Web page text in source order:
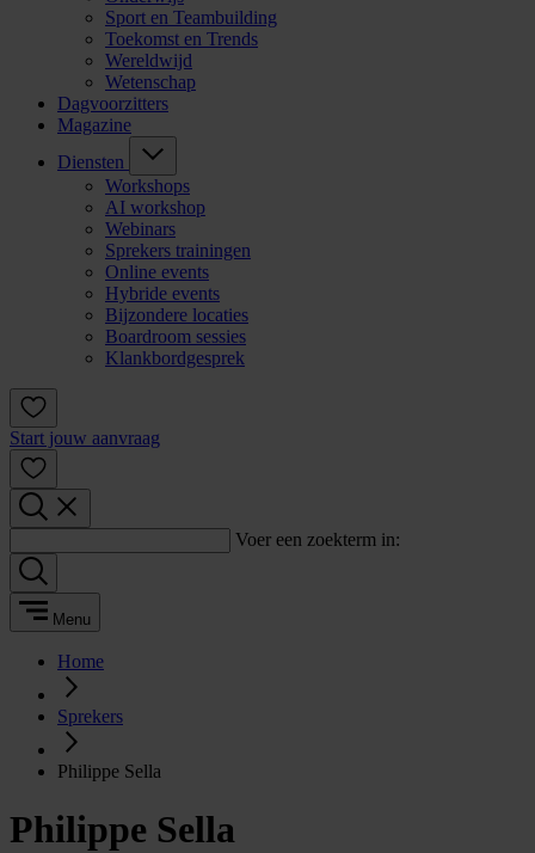
Sport en Teambuilding
Toekomst en Trends
Wereldwijd
Wetenschap
Dagvoorzitters
Magazine
Diensten
Workshops
AI workshop
Webinars
Sprekers trainingen
Online events
Hybride events
Bijzondere locaties
Boardroom sessies
Klankbordgesprek
Start jouw aanvraag
Voer een zoekterm in:
Menu
Home
Sprekers
Philippe Sella
Philippe Sella